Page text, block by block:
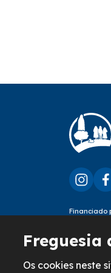
Financiado
Freguesia
Os cookies neste